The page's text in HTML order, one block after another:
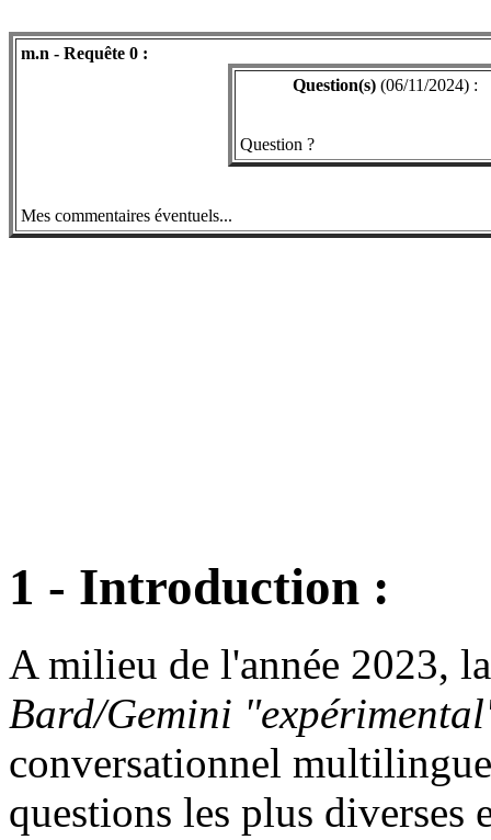
m.n - Requête 0 :
Question(s)(06/11/2024) :
Question ?
Mes commentaires éventuels...
1 - Introduction :
A milieu de l'année 2023,
Bard/Gemini
conversationnel
questions les plus diverses